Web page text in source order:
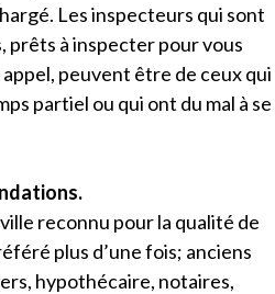
Les inspecteurs qui sont
prêts à inspecter pour vous
peuvent être de ceux qui
partiel ou qui ont du mal à se
reconnu pour la qualité de
plus d’une fois; anciens
hypothécaire, notaires,